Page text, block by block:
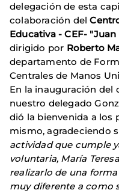
delegación de esta
colaboración del
Educativa - CEF-
dirigido por Roberto
departamento de
Centrales de Manos
En la inauguración del
nuestro delegado
dió la bienvenida a los
mismo, agradeciendo
actividad que cumple
voluntaria, María
realizarlo de una
muy diferente a como